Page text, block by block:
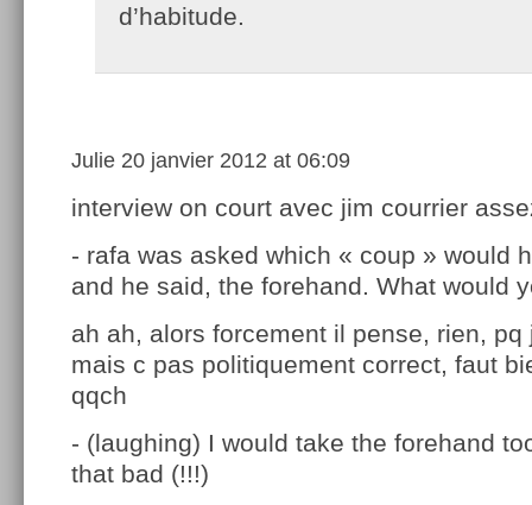
d’habitude.
Julie 20 janvier 2012 at 06:09
interview on court avec jim courrier
- rafa was asked which « coup » would
and he said, the forehand. What would
ah ah, alors forcement il pense, rien, pq
mais c pas politiquement correct, faut
qqch
- (laughing) I would take the forehand
that bad (!!!)